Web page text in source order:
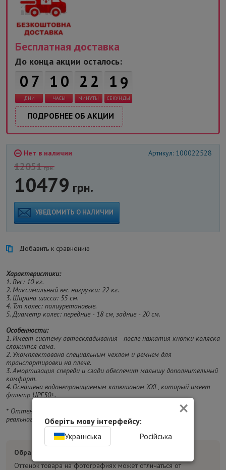
Бесплатная доставка
До конца акции осталось:
0 7
ДНИ
1 0
ЧАСЫ
2 2
МИНУТЫ
1 8
СЕКУНДЫ
ПОДРОБНЕЕ ОБ АКЦИИ
Нет в наличии Артикул: 100022528
12051грн.
10479 грн.
УВЕДОМИТЬ О НАЛИЧИИ
Добавить к сравнению
Характеристики:
1. Вес: 10 кг.
2. Максимальный вес нагрузки: 22 кг.
3. Ширина шасси: 55 см.
4. Тип колес: полиуретановые.
5. Диаметр колес: передние - 18 см, задние - 20 см.
Особенности:
1. Имеет систему автоскладывания - после нажатия кнопки коляска
сложится сама.
2. Укомплектована специальным чехлом и ремнем для
транспортировки на плече.
3. Амортизация спереди и сзади обеспечит малышу дополнительный
комфорт.
4. Оснащена водонепроницаемым капюшоном XXL, который имеет
фильтр UPF50+.
* Оттенок изделия на фотографии может отличаться от
реального.
Обратите внимание:
Оттенок товара на фотографиях может отличаться от
×
Оберіть мову інтерфейсу:
Українська
Російська